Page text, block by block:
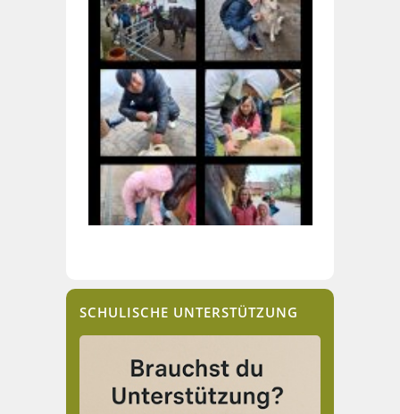
SCHULISCHE UNTERSTÜTZUNG